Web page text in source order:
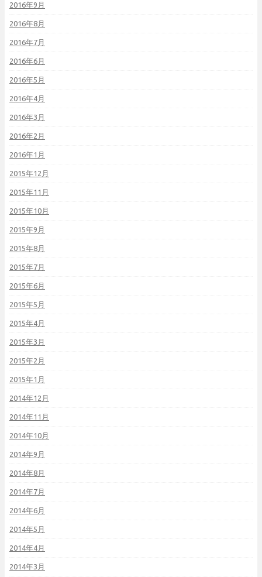
2016年9月
2016年8月
2016年7月
2016年6月
2016年5月
2016年4月
2016年3月
2016年2月
2016年1月
2015年12月
2015年11月
2015年10月
2015年9月
2015年8月
2015年7月
2015年6月
2015年5月
2015年4月
2015年3月
2015年2月
2015年1月
2014年12月
2014年11月
2014年10月
2014年9月
2014年8月
2014年7月
2014年6月
2014年5月
2014年4月
2014年3月